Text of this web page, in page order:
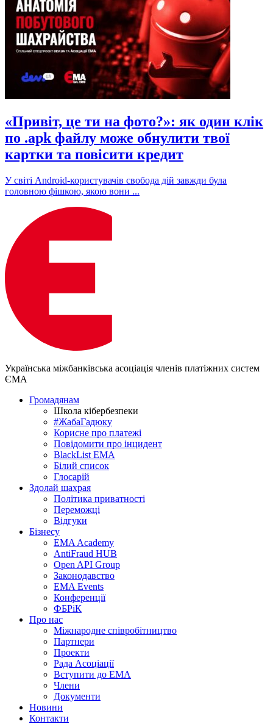
«Привіт, це ти на фото?»: як один клік
по .apk файлу може обнулити твої
картки та повісити кредит
У світі Android-користувачів свобода дій завжди була
головною фішкою, якою вони ...
Українська міжбанківська асоціація членів платіжних систем
ЄМА
Громадянам
Школа кібербезпеки
#ЖабаГадюку
Корисне про платежі
Повідомити про інцидент
BlackList EMA
Білий список
Глосарій
Здолай шахрая
Політика приватності
Переможцi
Відгуки
Бізнесу
EMA Academy
AntiFraud HUB
Open API Group
Законодавство
EMA Events
Конференції
ФБРіК
Про нас
Міжнародне співробітництво
Партнери
Проекти
Рада Асоціації
Вступити до ЕМА
Члени
Документи
Новини
Контакти